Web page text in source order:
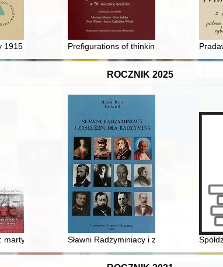
Akademii Nauk 1953-2023 : praca zbiorowa
1915 Prefigurations of thinking about thinking
ROCZNIK 2025
mąż stanu, artysta = Ìgnacìj Ân Paderevs'kij (1860-
żołnierzy, policjantów i funkcjonariuszy
Sławni Radzyminiacy i zasłużeni dla